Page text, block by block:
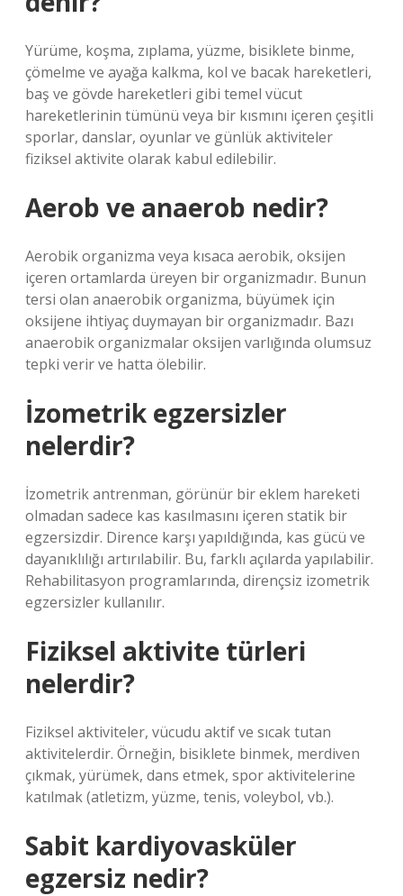
Yürüme, koşma, zıplama, yüzme, bisiklete binme,
çömelme ve ayağa kalkma, kol ve bacak hareketleri,
baş ve gövde hareketleri gibi temel vücut
hareketlerinin tümünü veya bir kısmını içeren çeşitli
sporlar, danslar, oyunlar ve günlük aktiviteler
fiziksel aktivite olarak kabul edilebilir.
Aerob ve anaerob nedir?
Aerobik organizma veya kısaca aerobik, oksijen
içeren ortamlarda üreyen bir organizmadır. Bunun
tersi olan anaerobik organizma, büyümek için
oksijene ihtiyaç duymayan bir organizmadır. Bazı
anaerobik organizmalar oksijen varlığında olumsuz
tepki verir ve hatta ölebilir.
İzometrik egzersizler
nelerdir?
İzometrik antrenman, görünür bir eklem hareketi
olmadan sadece kas kasılmasını içeren statik bir
egzersizdir. Dirence karşı yapıldığında, kas gücü ve
dayanıklılığı artırılabilir. Bu, farklı açılarda yapılabilir.
Rehabilitasyon programlarında, dirençsiz izometrik
egzersizler kullanılır.
Fiziksel aktivite türleri
nelerdir?
Fiziksel aktiviteler, vücudu aktif ve sıcak tutan
aktivitelerdir. Örneğin, bisiklete binmek, merdiven
çıkmak, yürümek, dans etmek, spor aktivitelerine
katılmak (atletizm, yüzme, tenis, voleybol, vb.).
Sabit kardiyovasküler
egzersiz nedir?